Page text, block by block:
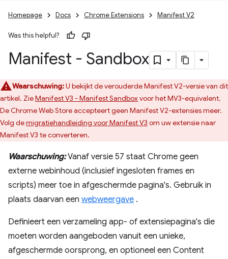
Homepage Docs Chrome Extensions Manifest V2
Was this helpful?
Manifest - Sandbox
Waarschuwing:U bekijkt de verouderde Manifest V2-versie van dit
artikel. ZieManifest V3 - Manifest Sandboxvoor het MV3-equivalent.
De Chrome Web Store accepteert geen Manifest V2-extensies meer.
Volg demigratiehandleiding voor Manifest V3 om uw extensie naar
Manifest V3 te converteren.
Waarschuwing:Vanaf versie 57 staat Chrome geen
externe webinhoud (inclusief ingesloten frames en
scripts) meer toe in afgeschermde pagina's. Gebruik in
plaats daarvan een webweergave .
Definieert een verzameling app- of extensiepagina's die
moeten worden aangeboden vanuit een unieke,
afgeschermde oorsprong, en optioneel een Content